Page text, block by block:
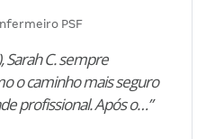
PSF
Sarah C. sempre
o caminho mais seguro
profissional. Após o…”